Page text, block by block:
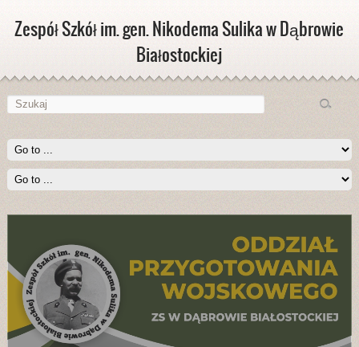
Zespół Szkół im. gen. Nikodema Sulika w Dąbrowie
Białostockiej